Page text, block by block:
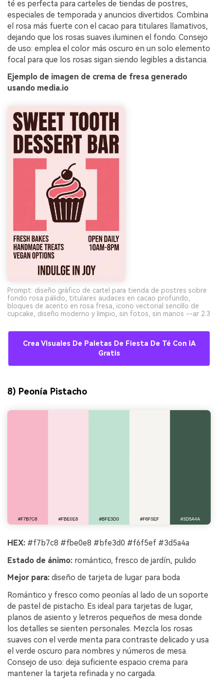
té es perfecta para carteles de tiendas de postres,
especiales de temporada y anuncios divertidos. Combina
el rosa más fuerte con el cacao para titulares llamativos,
dejando que los rosas suaves iluminen el fondo. Consejo
de uso: emplea el color más oscuro en un solo elemento
focal para que los rosas sigan siendo legibles a distancia.
Ejemplo de imagen de crema de fresa generado
usando media.io
Prompt: diseño gráfico de cartel para tienda de postres sobre
fondo rosa pálido, titulares audaces en cacao profundo,
bloques de acento en rosa fresa, icono vectorial sencillo de
cupcake, diseño moderno y limpio, sin fotos, sin manos --ar 2:3
Crea Visuales De Paletas De Fiesta De Té Con IA
Gratis
8) Peonía Pistacho
HEX: #f7b7c8 #fbe0e8 #bfe3d0 #f6f5ef #3d5a4a
Estado de ánimo: romántico, fresco de jardín, pulido
Mejor para: diseño de tarjeta de lugar para boda
Romántico y fresco como peonías al lado de un soporte
de pastel de pistacho. Es ideal para tarjetas de lugar,
planos de asiento y letreros pequeños de mesa donde
los detalles se sienten personales. Mezcla los rosas
suaves con el verde menta para contraste delicado y usa
el verde oscuro para nombres y números de mesa.
Consejo de uso: deja suficiente espacio crema para
mantener la tarjeta refinada y no cargada.